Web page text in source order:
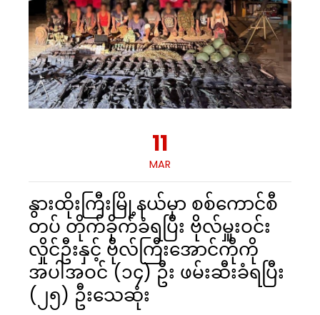
11
MAR
နွားထိုးကြီးမြို့နယ်မှာ စစ်ကောင်စီ
တပ် တိုက်ခိုက်ခံရပြီး ဗိုလ်မှူးဝင်း
လှိုင်ဦးနှင့် ဗိုလ်ကြီးအောင်ကိုကို
အပါအဝင် (၁၄) ဦး ဖမ်းဆီးခံရပြီး
(၂၅) ဦးသေဆုံး